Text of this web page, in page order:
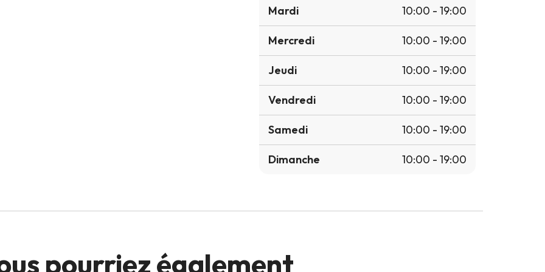
Mardi 10:00 - 19:00
Mercredi 10:00 - 19:00
Jeudi 10:00 - 19:00
Vendredi 10:00 - 19:00
Samedi 10:00 - 19:00
Dimanche 10:00 - 19:00
pourriez également